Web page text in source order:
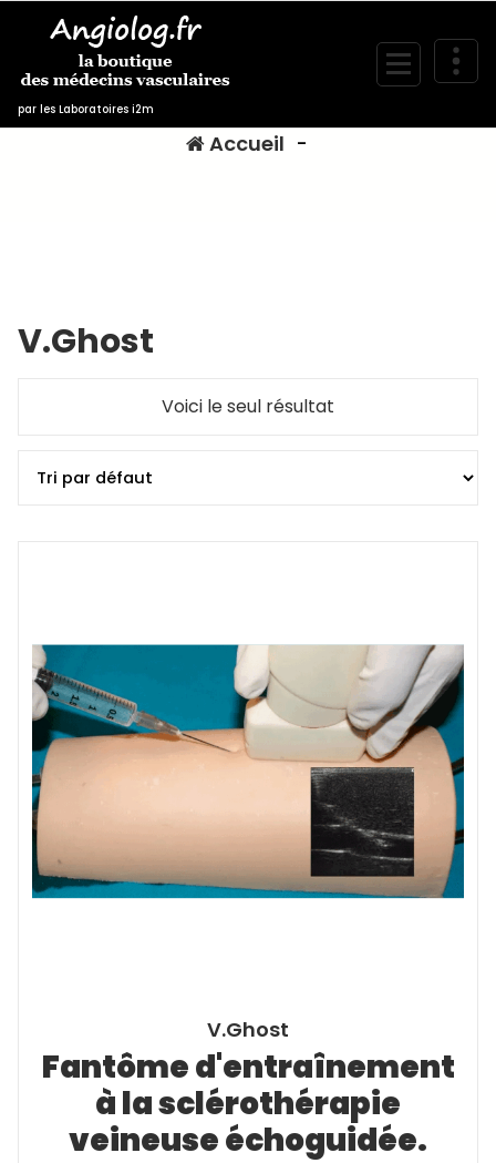
par les Laboratoires i2m V.Ghost
Accueil -
V.Ghost
Voici le seul résultat
V.Ghost
Fantôme d'entraînement
à la sclérothérapie
veineuse échoguidée.